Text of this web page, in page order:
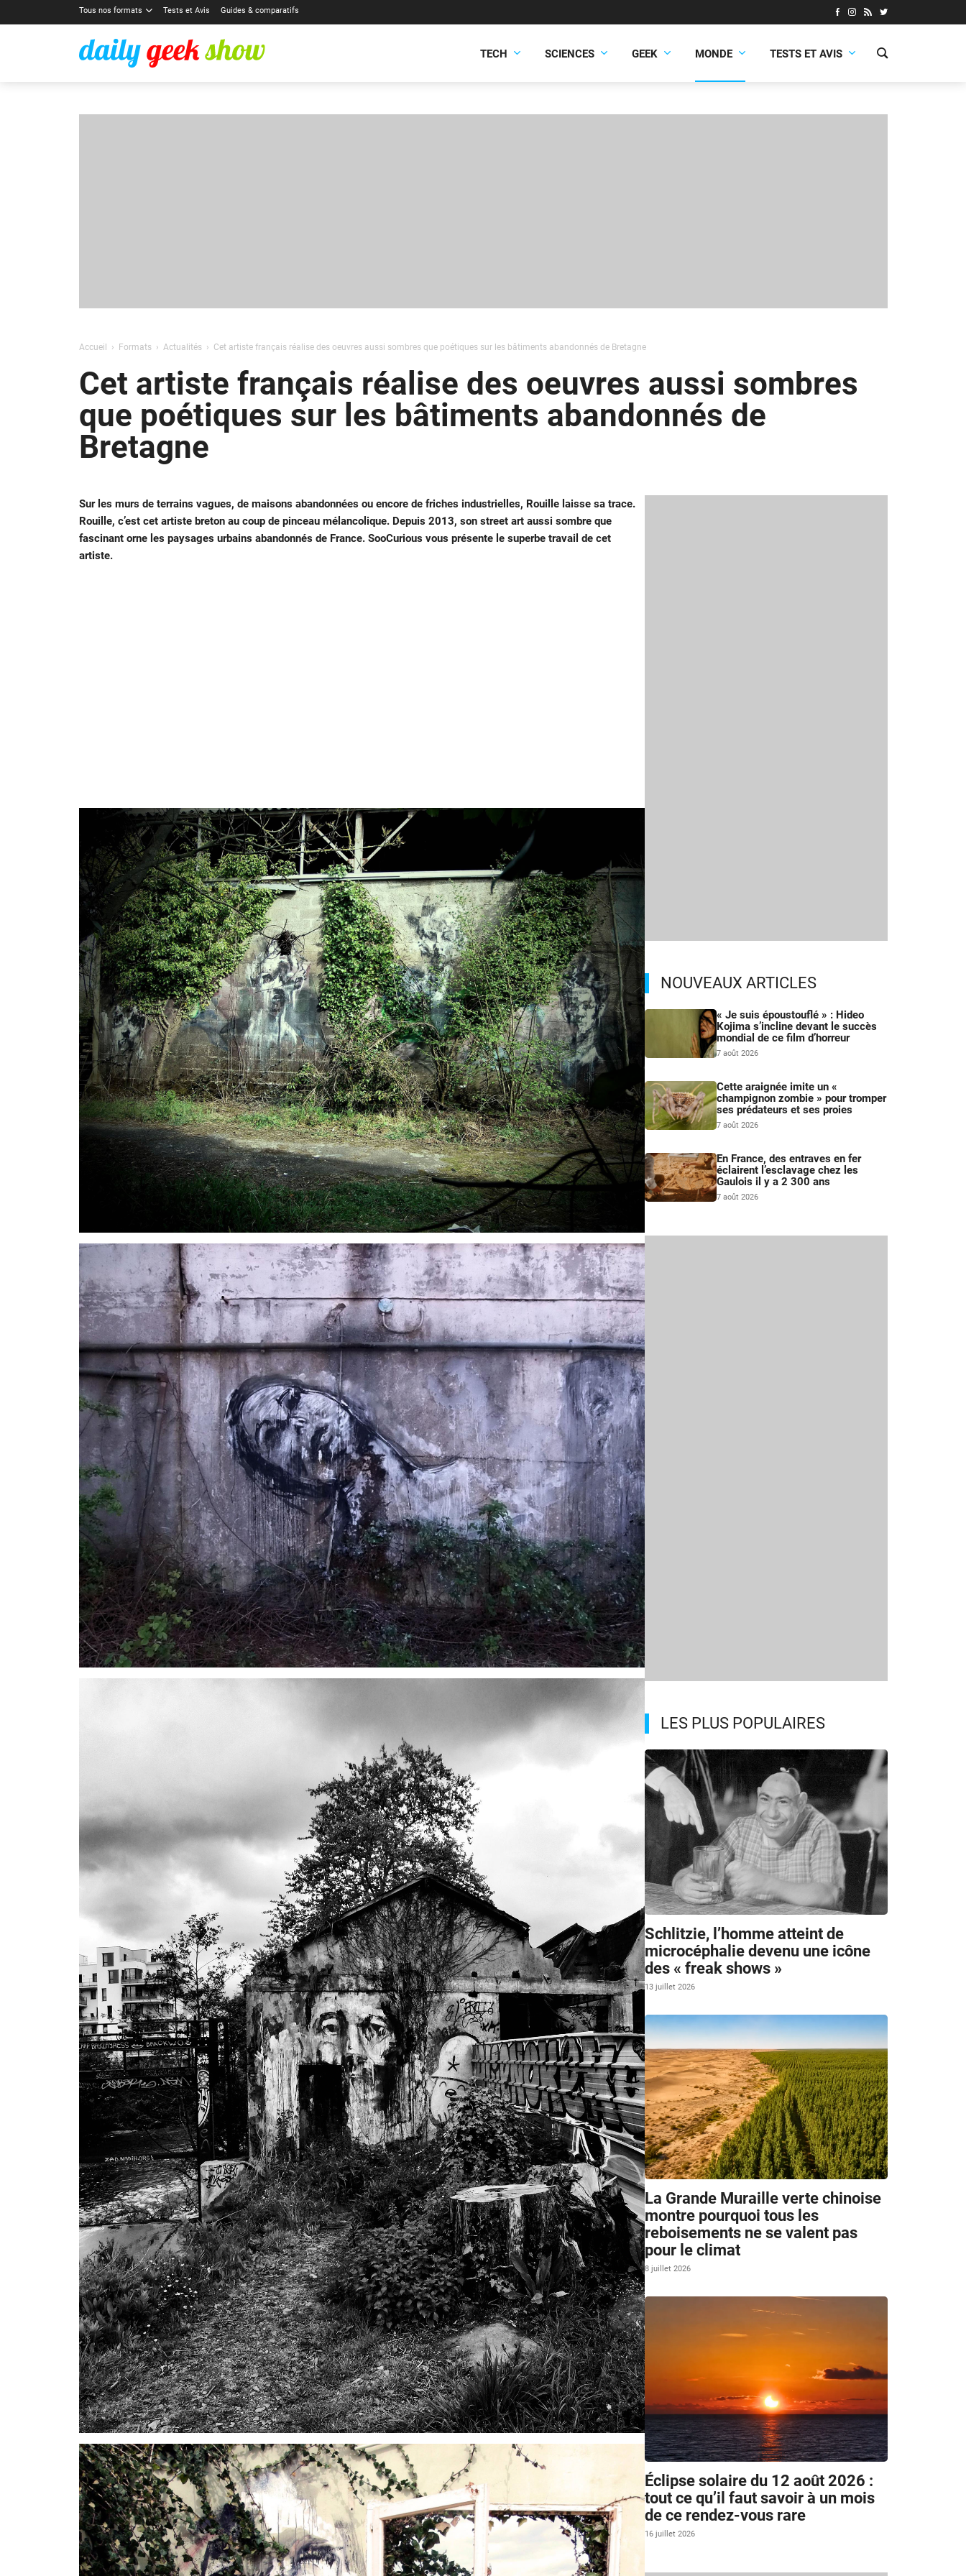
Tous nos formats Tests et Avis Guides & comparatifs
TECH SCIENCES GEEK MONDE TESTS ET AVIS
Accueil Formats Actualités Cet artiste français réalise des oeuvres aussi sombres que poétiques sur les bâtiments abandonnés de Bretagne
Cet artiste français réalise des oeuvres aussi sombres
que poétiques sur les bâtiments abandonnés de
Bretagne
Sur les murs de terrains vagues, de maisons abandonnées ou encore de friches industrielles, Rouille laisse sa trace.
Rouille, c’est cet artiste breton au coup de pinceau mélancolique. Depuis 2013, son street art aussi sombre que
fascinant orne les paysages urbains abandonnés de France. SooCurious vous présente le superbe travail de cet
artiste.
NOUVEAUX ARTICLES
« Je suis époustouflé » : Hideo
Kojima s’incline devant le succès
mondial de ce film d’horreur
7 août 2026
Cette araignée imite un «
champignon zombie » pour tromper
ses prédateurs et ses proies
7 août 2026
En France, des entraves en fer
éclairent l’esclavage chez les
Gaulois il y a 2 300 ans
7 août 2026
LES PLUS POPULAIRES
Schlitzie, l’homme atteint de
microcéphalie devenu une icône
des « freak shows »
13 juillet 2026
La Grande Muraille verte chinoise
montre pourquoi tous les
reboisements ne se valent pas
pour le climat
8 juillet 2026
Éclipse solaire du 12 août 2026 :
tout ce qu’il faut savoir à un mois
de ce rendez-vous rare
16 juillet 2026